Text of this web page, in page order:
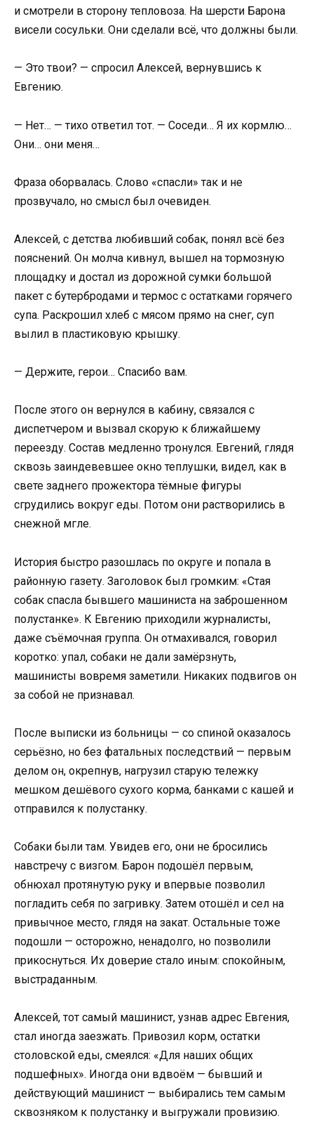
и смотрели в сторону тепловоза. На шерсти Барона
висели сосульки. Они сделали всё, что должны были.
— Это твои? — спросил Алексей, вернувшись к
Евгению.
— Нет… — тихо ответил тот. — Соседи… Я их кормлю…
Они… они меня…
Фраза оборвалась. Слово «спасли» так и не
прозвучало, но смысл был очевиден.
Алексей, с детства любивший собак, понял всё без
пояснений. Он молча кивнул, вышел на тормозную
площадку и достал из дорожной сумки большой
пакет с бутербродами и термос с остатками горячего
супа. Раскрошил хлеб с мясом прямо на снег, суп
вылил в пластиковую крышку.
— Держите, герои… Спасибо вам.
После этого он вернулся в кабину, связался с
диспетчером и вызвал скорую к ближайшему
переезду. Состав медленно тронулся. Евгений, глядя
сквозь заиндевевшее окно теплушки, видел, как в
свете заднего прожектора тёмные фигуры
сгрудились вокруг еды. Потом они растворились в
снежной мгле.
История быстро разошлась по округе и попала в
районную газету. Заголовок был громким: «Стая
собак спасла бывшего машиниста на заброшенном
полустанке». К Евгению приходили журналисты,
даже съёмочная группа. Он отмахивался, говорил
коротко: упал, собаки не дали замёрзнуть,
машинисты вовремя заметили. Никаких подвигов он
за собой не признавал.
После выписки из больницы — со спиной оказалось
серьёзно, но без фатальных последствий — первым
делом он, окрепнув, нагрузил старую тележку
мешком дешёвого сухого корма, банками с кашей и
отправился к полустанку.
Собаки были там. Увидев его, они не бросились
навстречу с визгом. Барон подошёл первым,
обнюхал протянутую руку и впервые позволил
погладить себя по загривку. Затем отошёл и сел на
привычное место, глядя на закат. Остальные тоже
подошли — осторожно, ненадолго, но позволили
прикоснуться. Их доверие стало иным: спокойным,
выстраданным.
Алексей, тот самый машинист, узнав адрес Евгения,
стал иногда заезжать. Привозил корм, остатки
столовской еды, смеялся: «Для наших общих
подшефных». Иногда они вдвоём — бывший и
действующий машинист — выбирались тем самым
сквозняком к полустанку и выгружали провизию.